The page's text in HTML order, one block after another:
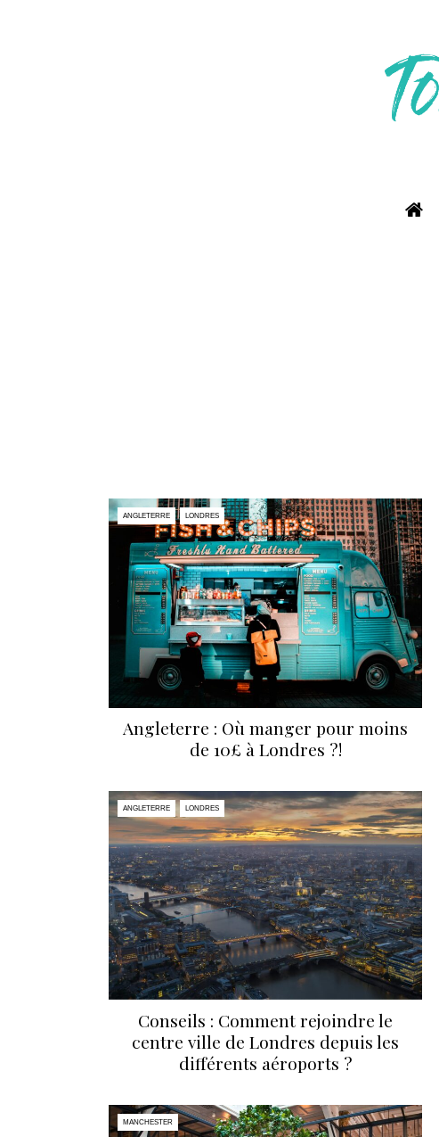
ANGLETERRE LONDRES
Angleterre : Où manger pour moins
de 10£ à Londres ?!
ANGLETERRE LONDRES
Conseils : Comment rejoindre le
centre ville de Londres depuis les
différents aéroports ?
MANCHESTER